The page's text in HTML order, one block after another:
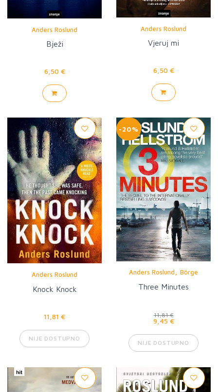
Anders Roslund
Bježi
6,50 €
Anders Roslund
Vjeruj mi
6,50 €
Anders Roslund
Knock Knock
11,81 €
NIJE DOSTUPNO
-20%
Anders Roslund, Börge
Hellström
Three Minutes
11,81 €
9,45 €
NIJE DOSTUPNO